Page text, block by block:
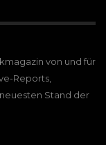
von und für
Reports,
Stand der